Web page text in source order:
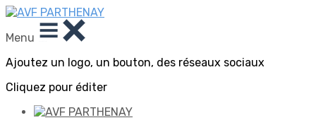
Menu
Ajoutez un logo, un bouton, des réseaux sociaux
Cliquez pour éditer